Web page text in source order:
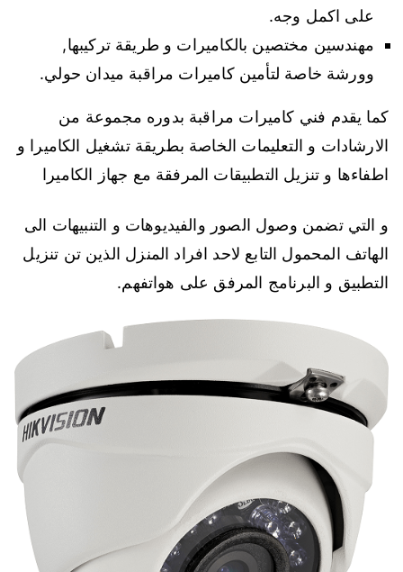
على اكمل وجه.
مهندسين مختصين بالكاميرات و طريقة تركيبها,
وورشة خاصة لتأمين كاميرات مراقبة ميدان حولي.
كما يقدم فني كاميرات مراقبة بدوره مجموعة من
الارشادات و التعليمات الخاصة بطريقة تشغيل الكاميرا و
اطفاءها و تنزيل التطبيقات المرفقة مع جهاز الكاميرا
و التي تضمن وصول الصور والفيديوهات و التنبيهات الى
الهاتف المحمول التابع لاحد افراد المنزل الذين تن تنزيل
التطبيق و البرنامج المرفق على هواتفهم.